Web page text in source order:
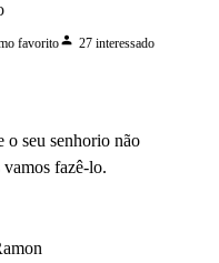
favoritoperson 27 interessado
o seu senhorio não
fazê-lo.